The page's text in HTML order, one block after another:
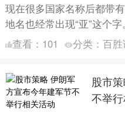
现在很多国家名称后都带
地名也经常出现“亚”这个
其实应该是繁体的“亞”，
查看： 101 分类： 百
股市
不举